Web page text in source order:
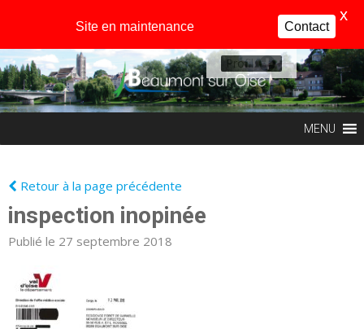
Profil
MENU
Retour à la page précédente
inspection inopinée
Publié le 27 septembre 2018
Site en maintenance Contact
X